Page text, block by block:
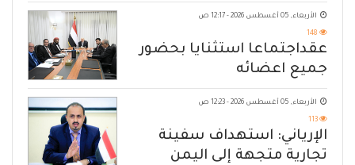
الأربعاء, 05 أغسطس 2026 - 12:17 ص
148
عقداجتماعا استثنايا بحضور
جميع اعضائه
الأربعاء, 05 أغسطس 2026 - 12:23 ص
113
الإرياني: استهداف سفينة
تجارية متجهة إلى اليمن